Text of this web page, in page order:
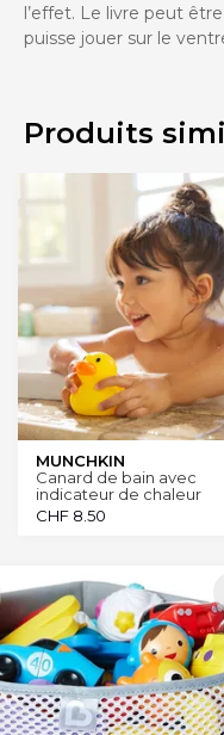
l’effet. Le livre peut
puisse jouer sur le
Produits
MUNCHKIN
Canard de bain avec
indicateur de chaleur
CHF 8.50